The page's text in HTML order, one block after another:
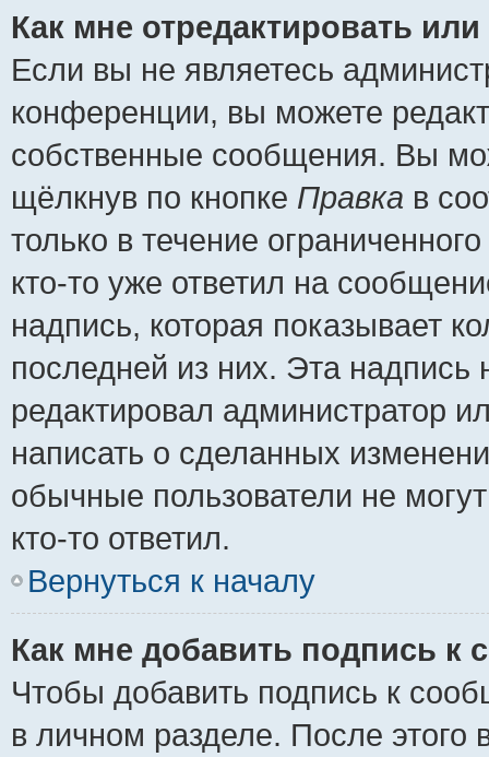
Как мне отредактировать
Если вы не являетесь
конференции, вы можете
собственные сообщения. Вы
щёлкнув по кнопке Правка в
только в течение
кто-то уже ответил на
надпись, которая показывает
последней из них. Эта
редактировал администратор
написать о сделанных
обычные пользователи не
кто-то ответил.
Вернуться к началу
Как мне добавить подпись к
Чтобы добавить подпись к
в личном разделе. После